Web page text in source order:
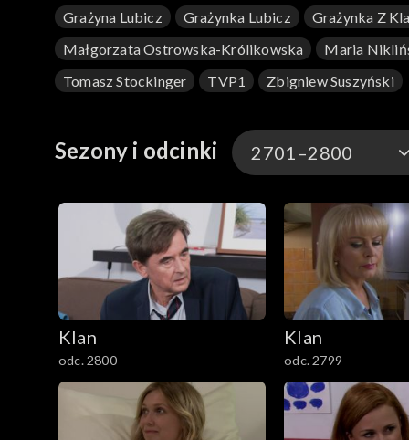
Grażyna Lubicz
Grażynka Lubicz Grażynka Z
Małgorzata Ostrowska-Królikowska
Maria
Tomasz Stockinger
TVP1 Zbigniew Suszyński
Sezony i odcinki 2701–2800
4701–4800
4601–4700
4501–4600
4401–4500
4301–4400
Klan
odc. 2800
Klan
odc. 2799